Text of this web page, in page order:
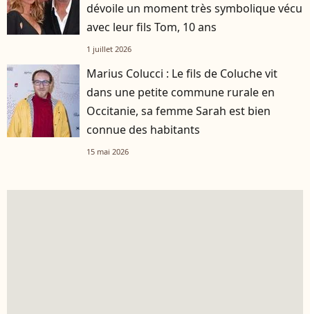
dévoile un moment très symbolique vécu
avec leur fils Tom, 10 ans
1 juillet 2026
Marius Colucci : Le fils de Coluche vit
dans une petite commune rurale en
Occitanie, sa femme Sarah est bien
connue des habitants
15 mai 2026